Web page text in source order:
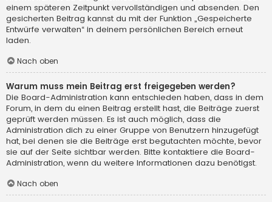
einem späteren Zeitpunkt vervollständigen und absenden. Den
gesicherten Beitrag kannst du mit der Funktion „Gespeicherte
Entwürfe verwalten“ in deinem persönlichen Bereich erneut
laden.
Nach oben
Warum muss mein Beitrag erst freigegeben werden?
Die Board-Administration kann entschieden haben, dass in dem
Forum, in dem du einen Beitrag erstellt hast, die Beiträge zuerst
geprüft werden müssen. Es ist auch möglich, dass die
Administration dich zu einer Gruppe von Benutzern hinzugefügt
hat, bei denen sie die Beiträge erst begutachten möchte, bevor
sie auf der Seite sichtbar werden. Bitte kontaktiere die Board-
Administration, wenn du weitere Informationen dazu benötigst.
Nach oben